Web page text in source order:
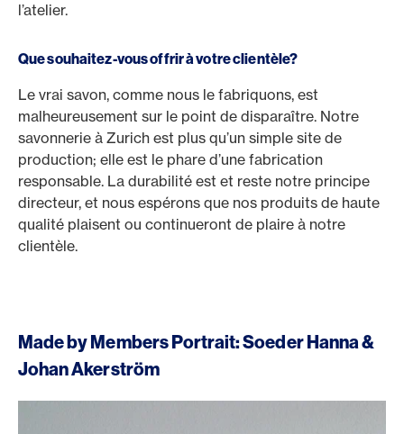
l’atelier.
Que souhaitez-vous offrir à votre clientèle?
Le vrai savon, comme nous le fabriquons, est
malheureusement sur le point de disparaître. Notre
savonnerie à Zurich est plus qu’un simple site de
production; elle est le phare d’une fabrication
responsable. La durabilité est et reste notre principe
directeur, et nous espérons que nos produits de haute
qualité plaisent ou continueront de plaire à notre
clientèle.
Made by Members Portrait: Soeder Hanna &
Johan Akerström